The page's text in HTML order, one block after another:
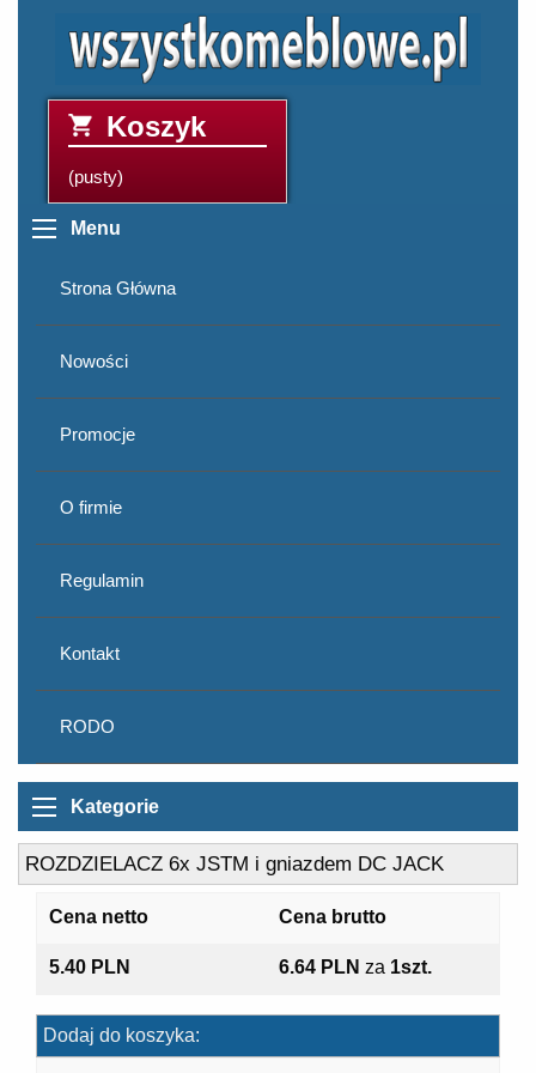
Koszyk
(pusty)
Menu
Strona Główna
Nowości
Promocje
O firmie
Regulamin
Kontakt
RODO
Kategorie
ROZDZIELACZ 6x JSTM i gniazdem DC JACK
Cena netto Cena brutto
5.40 PLN 6.64 PLN za 1szt.
Dodaj do koszyka: